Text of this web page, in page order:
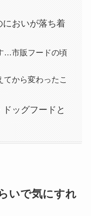
においが落ち着
…市販フードの頃
てから変わったこ
ッグフードと
いで気にすれ